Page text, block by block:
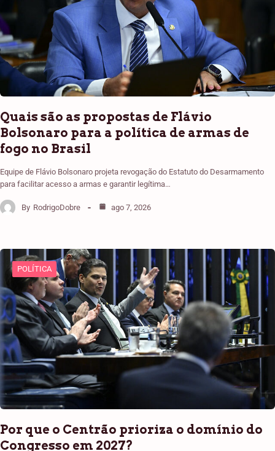
Quais são as propostas de Flávio
Bolsonaro para a política de armas de
fogo no Brasil
Equipe de Flávio Bolsonaro projeta revogação do Estatuto do Desarmamento
para facilitar acesso a armas e garantir legítima…
By RodrigoDobre ago 7, 2026
POLÍTICA
Por que o Centrão prioriza o domínio do
Congresso em 2027?